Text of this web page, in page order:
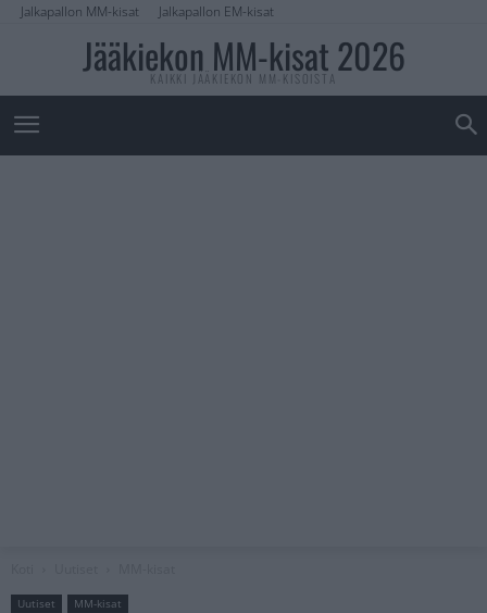
Jalkapallon MM-kisat Jalkapallon EM-kisat
Jääkiekon MM-kisat 2026
KAIKKI JÄÄKIEKON MM-KISOISTA
Uutiset MM-kisat